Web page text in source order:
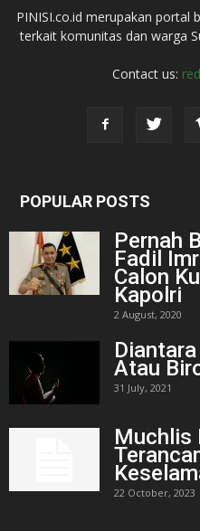
PINISI.co.id merupakan portal
terkait komunitas dan warga
Contact us:
POPULAR POSTS
Pernah
Fadil
Calon
Kapolri
2 August, 2020
Atau
31 July, 2021
Muchlis
22 October, 2023